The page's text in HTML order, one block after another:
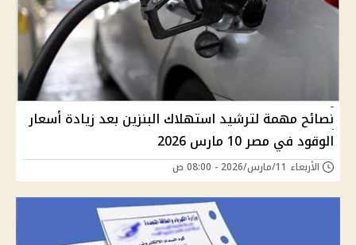
نصائح مهمة لترشيد استهلاك البنزين بعد زيادة أسعار
الوقود في مصر 10 مارس 2026
الأربعاء 11/مارس/2026 - 08:00 ص